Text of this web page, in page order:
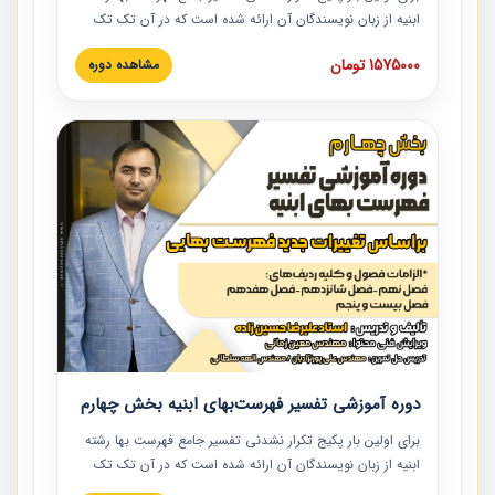
ابنیه از زبان نویسندگان آن ارائه شده است که در آن تک تک
ردیف ها و مطالب فهرست بها تفسیر و ارائه شده است. این
دوره به صورت کامل تصویری بوده و به همراه تصاویر عملیات
دوره با کلام مهندس علیرضاحسین‌زاده مدیر پروژه مهندسی
مشاور در امر بازنگری فهرست بها رشته ابنیه ارائه شده و به تمام
همکارانی که در حوزه صنعت ساخت در حال فعالیت هستند حتما
توصیه می کنیم از مطالب این دوره استفاده نمایند.
1575000 تومان مشاهده دوره
دوره آموزشی تفسیر فهرست‌بهای ابنیه بخش چهارم
برای اولین بار پکیج تکرار نشدنی تفسیر جامع فهرست بها رشته
ابنیه از زبان نویسندگان آن ارائه شده است که در آن تک تک
ردیف ها و مطالب فهرست بها تفسیر و ارائه شده است. این